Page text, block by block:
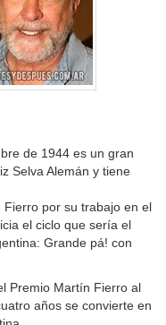
de 1944 es un gran
Selva Alemán y tiene
por su trabajo en el
el ciclo que sería el
Grande pá! con
Premio Martín Fierro al
años se convierte en